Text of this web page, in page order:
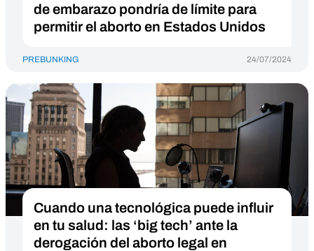
de embarazo pondría de límite para
permitir el aborto en Estados Unidos
PREBUNKING 24/07/2024
Cuando una tecnológica puede influir
en tu salud: las ‘big tech’ ante la
derogación del aborto legal en